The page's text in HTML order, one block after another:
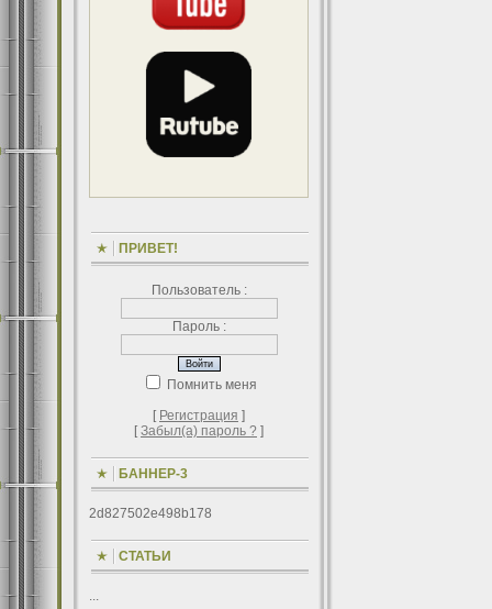
ПРИВЕТ!
Пользователь :
Пароль :
Помнить меня
[ Регистрация ]
[Забыл(а) пароль ? ]
БАННЕР-3
2d827502e498b178
СТАТЬИ
...